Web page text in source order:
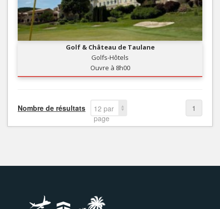
Golf & Château de Taulane
Golfs-Hôtels
Ouvre à 8h00
Nombre de résultats
12 par
page
1